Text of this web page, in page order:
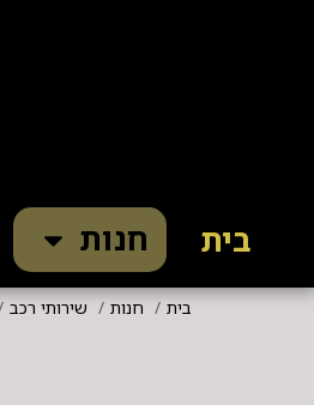
בית חנות
בית חנות שירותי רכב